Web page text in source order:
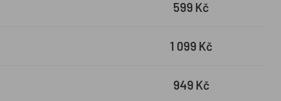
599 Kč
1 099 Kč
949 Kč